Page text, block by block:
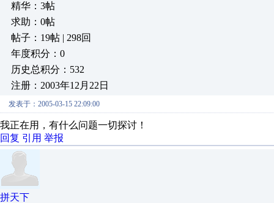
精华：3帖
求助：0帖
帖子：19帖 | 298回
年度积分：0
历史总积分：532
注册：2003年12月22日
发表于：2005-03-15 22:09:00
我正在用，有什么问题一切探讨！
回复 引用 举报
拼天下